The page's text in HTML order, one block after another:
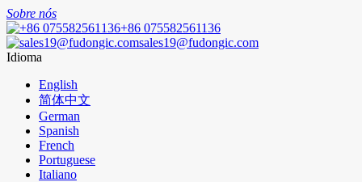
Sobre nós
+86 075582561136
sales19@fudongic.com
Idioma
English
简体中文
German
Spanish
French
Portuguese
Italiano